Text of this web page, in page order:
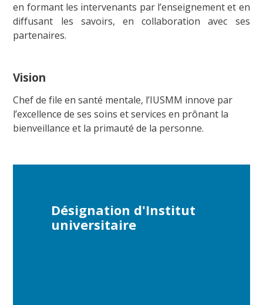
en formant les intervenants par l’enseignement et en
diffusant les savoirs, en collaboration avec ses
partenaires.
Vision
Chef de file en santé mentale, l’IUSMM innove par
l’excellence de ses soins et services en prônant la
bienveillance et la primauté de la personne.
Désignation d'Institut
universitaire